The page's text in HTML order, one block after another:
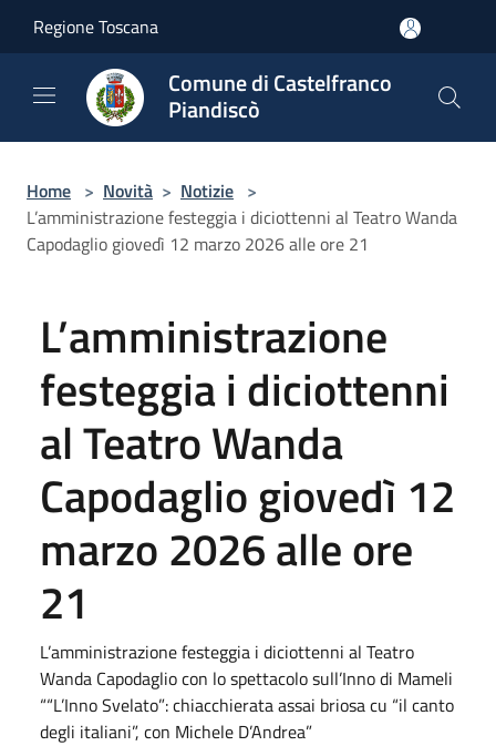
Regione Toscana
Comune di Castelfranco
Piandiscò
Home > Novità > Notizie >
L’amministrazione festeggia i diciottenni al Teatro Wanda
Capodaglio giovedì 12 marzo 2026 alle ore 21
L’amministrazione
festeggia i diciottenni
al Teatro Wanda
Capodaglio giovedì 12
marzo 2026 alle ore
21
L’amministrazione festeggia i diciottenni al Teatro
Wanda Capodaglio con lo spettacolo sull’Inno di Mameli
““L’Inno Svelato”: chiacchierata assai briosa cu “il canto
degli italiani”, con Michele D’Andrea”